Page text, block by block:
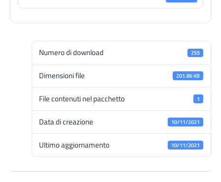
Numero di download 255
Dimensioni file 201.86 KB
File contenuti nel pacchetto 1
Data di creazione 10/11/2021
Ultimo aggiornamento 10/11/2021